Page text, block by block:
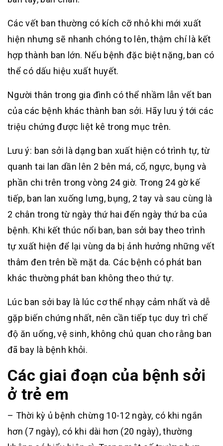
Các vết ban thường có kích cỡ nhỏ khi mới xuất
hiện nhưng sẽ nhanh chóng to lên, thậm chí là kết
hợp thành ban lớn. Nếu bệnh đặc biệt nặng, ban có
thể có dấu hiệu xuất huyết.
Người thân trong gia đình có thể nhầm lẫn vết ban
của các bệnh khác thành ban sởi. Hãy lưu ý tới các
triệu chứng được liệt kê trong mục trên.
Lưu ý: ban sởi là dạng ban xuất hiện có trình tự, từ
quanh tai lan dần lên 2 bên má, cổ, ngực, bụng và
phần chi trên trong vòng 24 giờ. Trong 24 gờ kế
tiếp, ban lan xuống lưng, bụng, 2 tay và sau cùng là
2 chân trong từ ngày thứ hai đến ngày thứ ba của
bệnh. Khi kết thúc nổi ban, ban sởi bay theo trình
tự xuất hiện để lại vùng da bị ảnh hưởng những vết
thâm đen trên bề mặt da. Các bệnh có phát ban
khác thường phát ban không theo thứ tự.
Lúc ban sởi bay là lúc cơ thể nhạy cảm nhất và dễ
gặp biến chứng nhất, nên cần tiếp tục duy trì chế
độ ăn uống, vệ sinh, không chủ quan cho rằng ban
đã bay là bệnh khỏi.
Các giai đoạn của bệnh sởi
ở trẻ em
– Thời kỳ ủ bệnh chừng 10-12 ngày, có khi ngắn
hơn (7 ngày), có khi dài hơn (20 ngày), thường